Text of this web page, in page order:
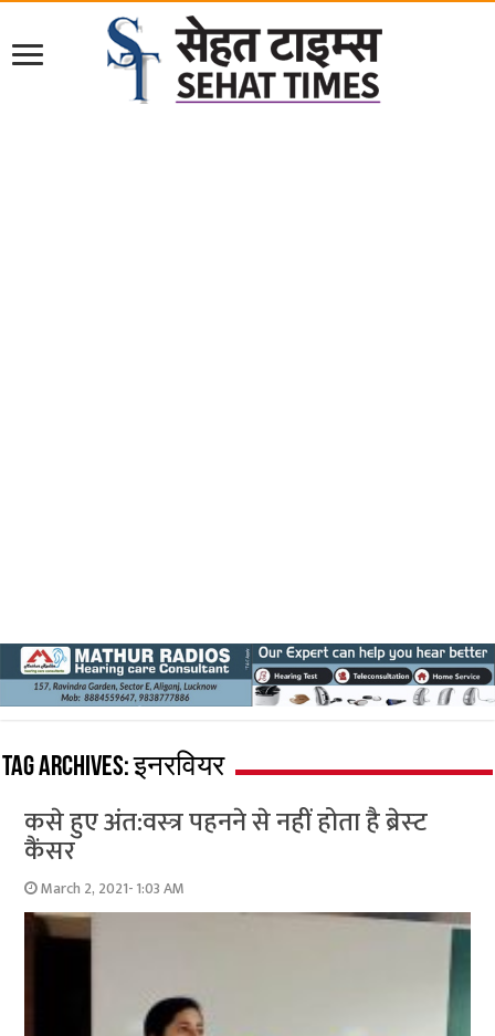
Tag Archives:इनरवियर
कसे हुए अंत:वस्‍त्र पहनने से नहीं होता है ब्रेस्‍ट
कैंसर
March 2, 2021- 1:03 AM